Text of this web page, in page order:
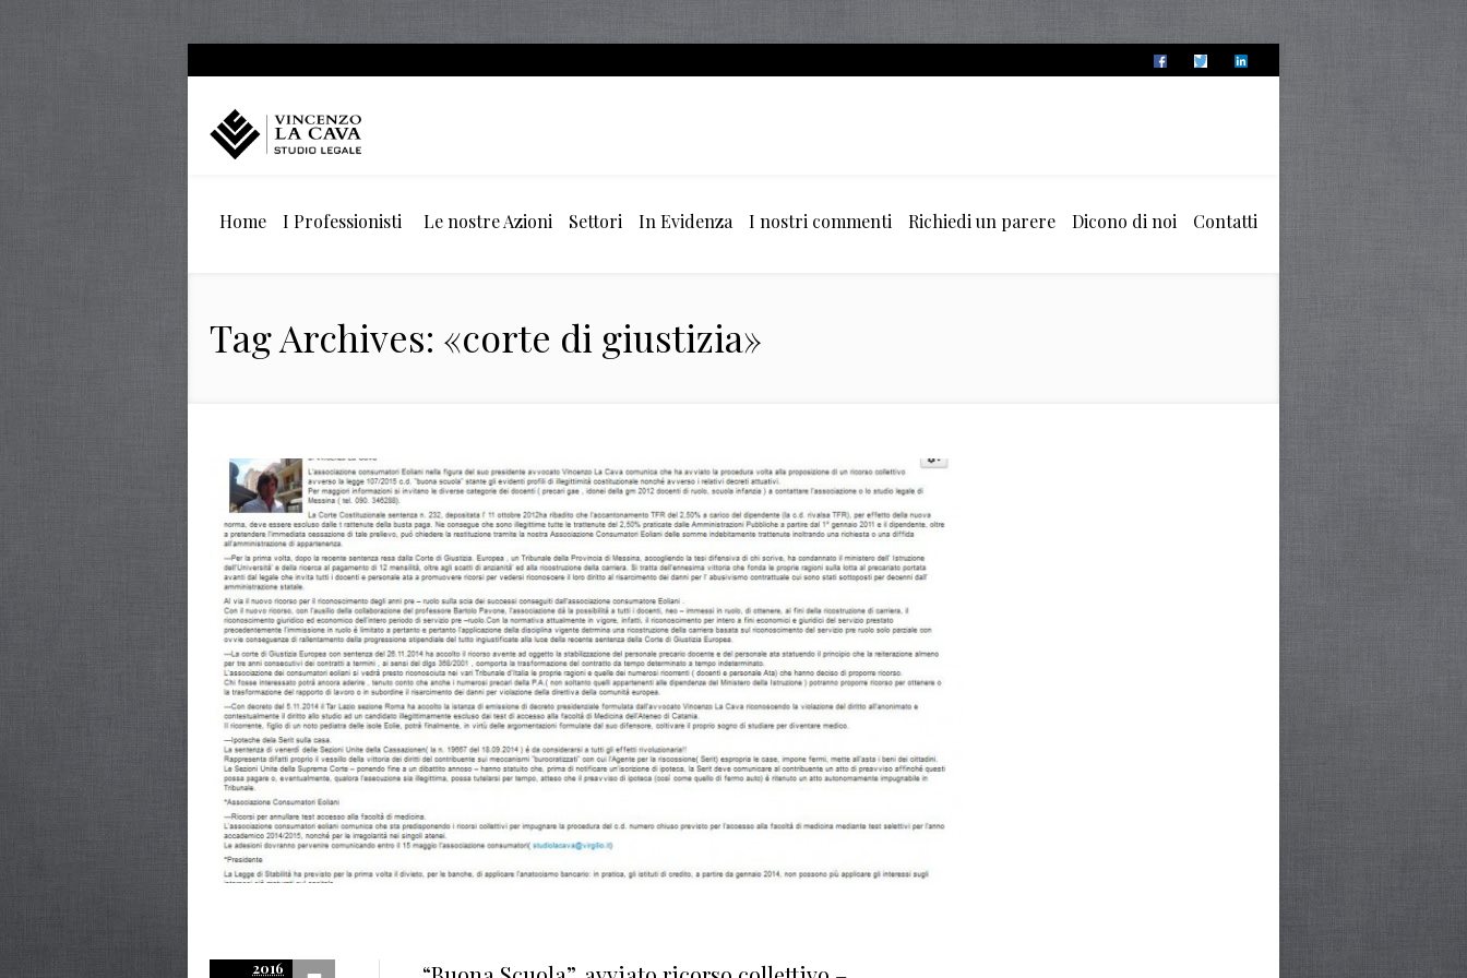
Home I Professionisti Le nostre Azioni Settori In Evidenza I nostri commenti Richiedi un parere Dicono di noi Contatti
Tag Archives: «corte di giustizia»
2016